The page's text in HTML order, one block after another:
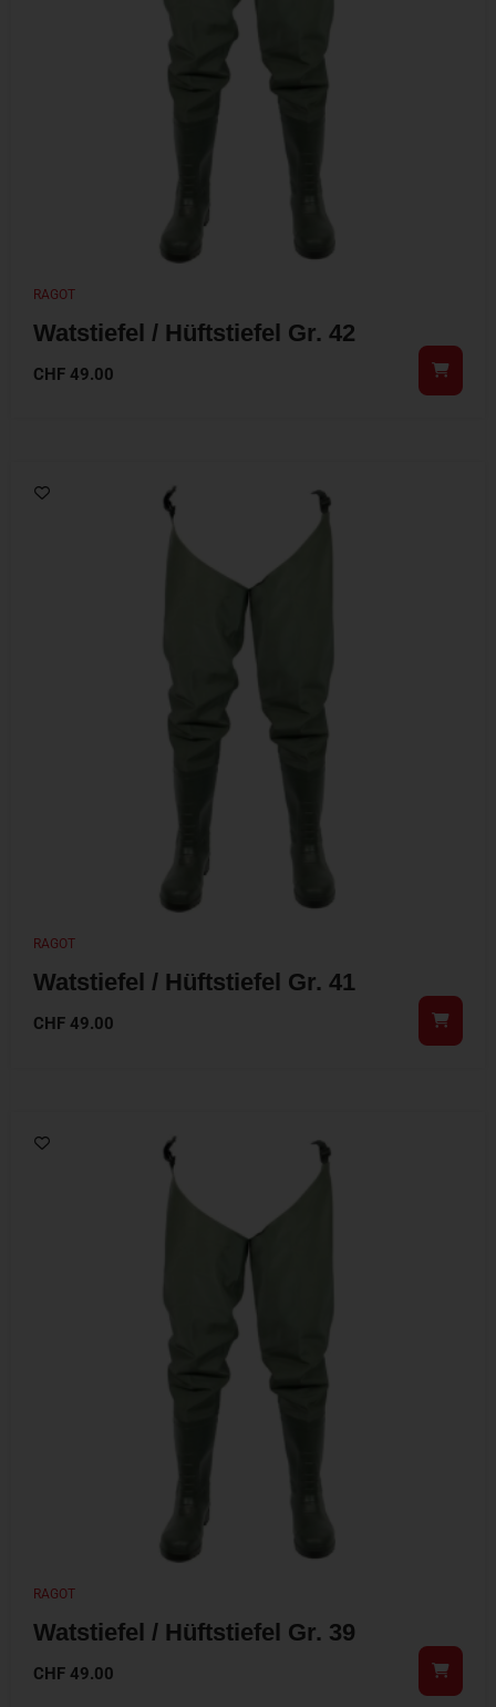
RAGOT
Watstiefel / Hüftstiefel Gr. 42
CHF 49.00
RAGOT
Watstiefel / Hüftstiefel Gr. 41
CHF 49.00
RAGOT
Watstiefel / Hüftstiefel Gr. 39
CHF 49.00